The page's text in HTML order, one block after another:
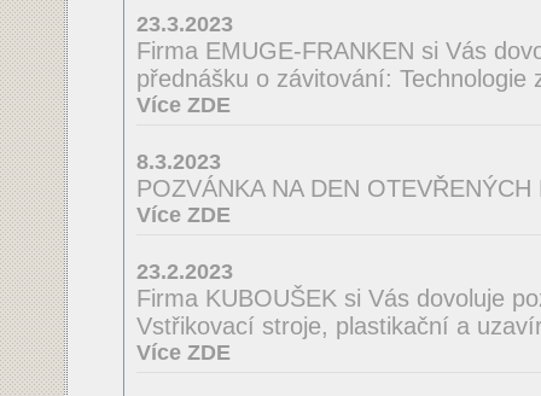
23.3.2023
Firma EMUGE-FRANKEN si Vás
přednášku o závitování: Technologie
Více ZDE
8.3.2023
POZVÁNKA NA DEN OTEVŘENÝCH
Více ZDE
23.2.2023
Firma KUBOUŠEK si Vás dovoluje
Vstřikovací stroje, plastikační a
Více ZDE